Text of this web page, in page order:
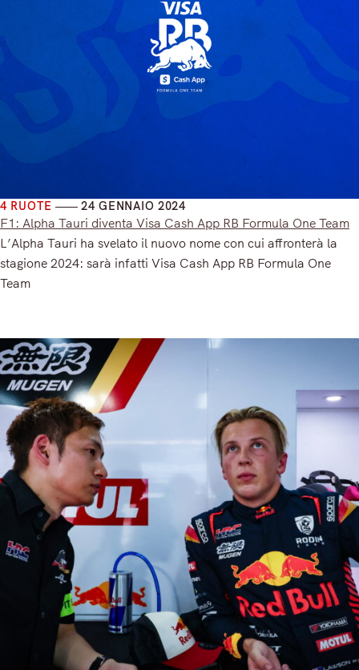
4 RUOTE 24 GENNAIO 2024
F1: Alpha Tauri diventa Visa Cash App RB Formula One Team
L’Alpha Tauri ha svelato il nuovo nome con cui affronterà la
stagione 2024: sarà infatti Visa Cash App RB Formula One
Team